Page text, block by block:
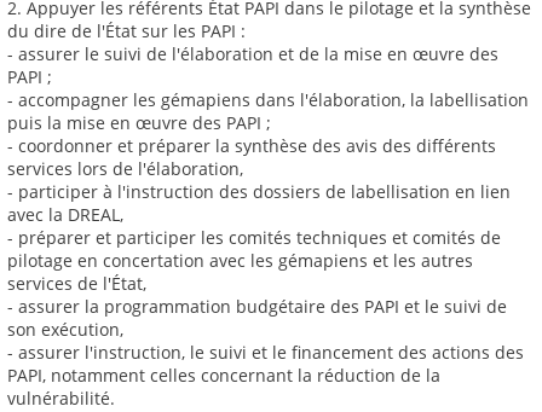
2. Appuyer les référents État PAPI dans le pilotage et la synthèse
du dire de l'État sur les PAPI :
- assurer le suivi de l'élaboration et de la mise en œuvre des
PAPI ;
- accompagner les gémapiens dans l'élaboration, la labellisation
puis la mise en œuvre des PAPI ;
- coordonner et préparer la synthèse des avis des différents
services lors de l'élaboration,
- participer à l'instruction des dossiers de labellisation en lien
avec la DREAL,
- préparer et participer les comités techniques et comités de
pilotage en concertation avec les gémapiens et les autres
services de l'État,
- assurer la programmation budgétaire des PAPI et le suivi de
son exécution,
- assurer l'instruction, le suivi et le financement des actions des
PAPI, notamment celles concernant la réduction de la
vulnérabilité.